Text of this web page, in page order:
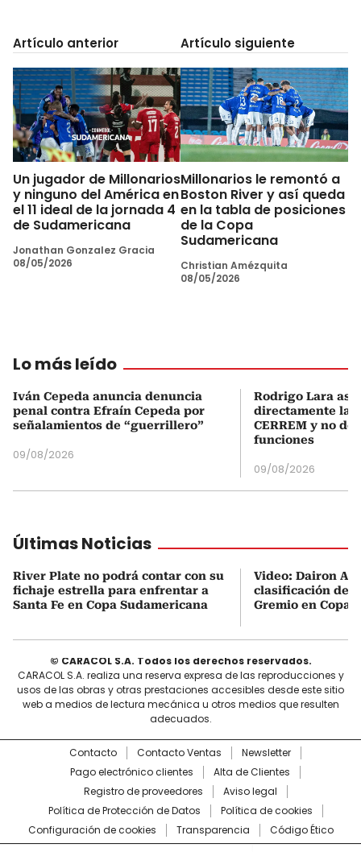
Artículo anterior
Un jugador de Millonarios
y ninguno del América en
el 11 ideal de la jornada 4
de Sudamericana
Jonathan Gonzalez Gracia
08/05/2026
Artículo siguiente
Millonarios le remontó a
Boston River y así queda
en la tabla de posiciones
de la Copa
Sudamericana
Christian Amézquita
08/05/2026
Lo más leído
Iván Cepeda anuncia denuncia
penal contra Efraín Cepeda por
señalamientos de “guerrillero”
09/08/2026
Rodrigo Lara
directamente la
CERREM y no
funciones
09/08/2026
Últimas Noticias
River Plate no podrá contar con su
fichaje estrella para enfrentar a
Santa Fe en Copa Sudamericana
Video: Dairon
clasificación de
Gremio en Copa
© CARACOL S.A. Todos los derechos reservados.
CARACOL S.A. realiza una reserva expresa de las reproducciones y
usos de las obras y otras prestaciones accesibles desde este sitio
web a medios de lectura mecánica u otros medios que resulten
adecuados.
Contacto Contacto Ventas
Newsletter
Pago electrónico clientes
Alta de Clientes
Registro de proveedores
Aviso legal
Política de Protección de Datos
Política de cookies
Configuración de cookies
Transparencia Código Ético